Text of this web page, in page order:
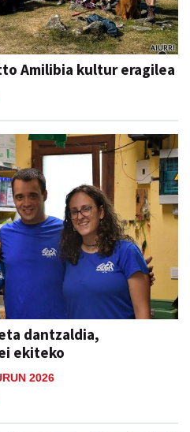
Amilibia kultur eragilea
dantzaldia,
ekiteko
2026